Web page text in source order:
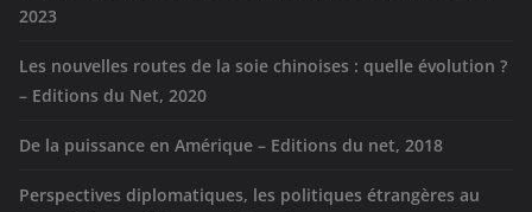
2023
Les nouvelles routes de la soie chinoises : quelle évolution ?
– Editions du Net, 2020
De la puissance en Amérique – Editions du net, 2018
Perspectives diplomatiques, les politiques étrangères au